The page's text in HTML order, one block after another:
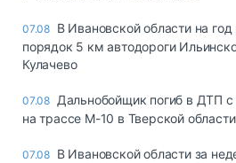
07.08 В Ивановской области на
порядок 5 км автодороги
Кулачево
07.08 Дальнобойщик погиб в ДТП
на трассе М-10 в Тверской области
07.08 В Ивановской области за